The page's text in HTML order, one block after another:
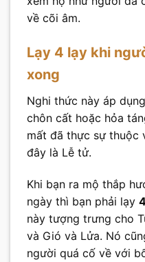
về cõi âm.
Lạy 4 lạy khi
xong
Nghi thức này áp
chôn cất hoặc hỏa
mất đã thực sự thuộc
đây là Lễ tử.
Khi bạn ra mộ thắp
ngày thì bạn phải lạy
này tượng trưng cho
và Gió và Lửa. Nó
người quá cố về với